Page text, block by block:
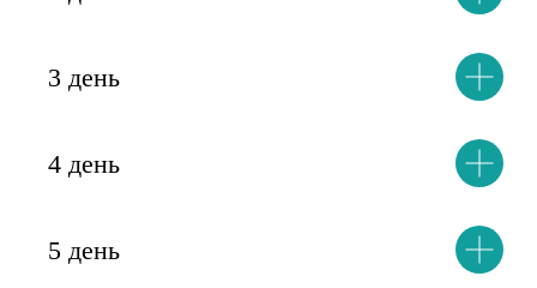
3 день
4 день
5 день